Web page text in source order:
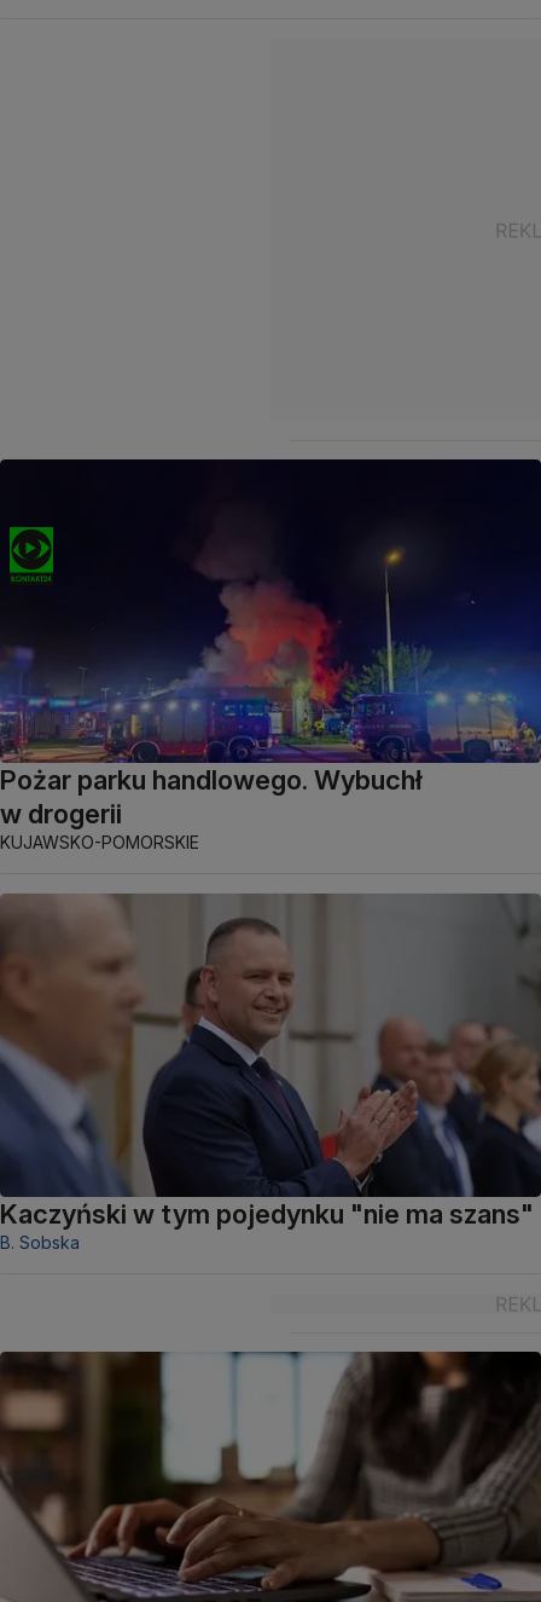
Pożar parku handlowego. Wybuchł
w drogerii
KUJAWSKO-POMORSKIE
Kaczyński w tym pojedynku "nie ma szans"
B. Sobska